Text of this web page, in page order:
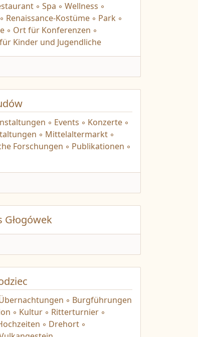
◦ Spa ◦ Wellness ◦
Kostüme ◦ Park ◦
◦ Ort für Konferenzen ◦
Kinder und Jugendliche
◦ Events ◦ Konzerte ◦
◦ Mittelaltermarkt ◦
Forschungen ◦ Publikationen ◦
Głogówek
◦ Burgführungen
◦ Kultur ◦ Ritterturnier ◦
◦ Drehort ◦